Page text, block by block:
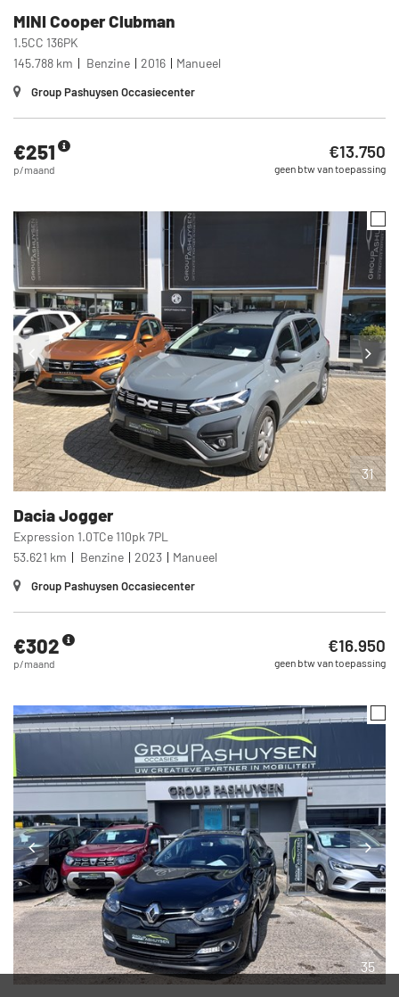
MINI Cooper Clubman
1.5CC 136PK
145.788 km
Benzine 2016 Manueel
Group Pashuysen Occasiecenter
€251
p/maand
€13.750
geen btw van toepassing
31
DaciaJogger
Expression 1.0TCe 110pk 7PL
53.621 km
Benzine 2023 Manueel
Group Pashuysen Occasiecenter
€302
p/maand
€16.950
geen btw van toepassing
35